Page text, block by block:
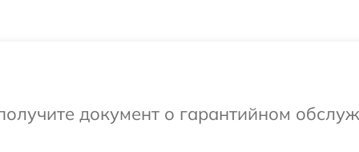
документ о гарантийном